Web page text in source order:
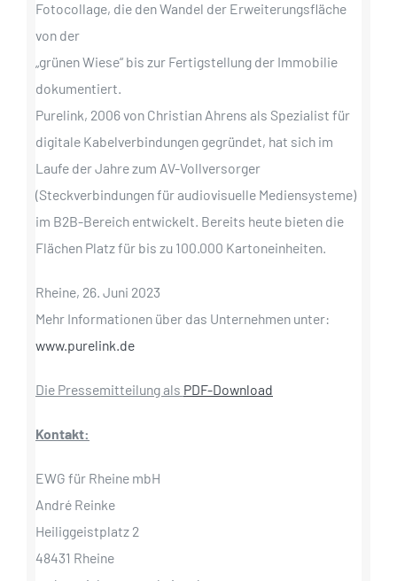
Fotocollage, die den Wandel der Erweiterungsfläche
von der
„grünen Wiese“ bis zur Fertigstellung der Immobilie
dokumentiert.
Purelink, 2006 von Christian Ahrens als Spezialist für
digitale Kabelverbindungen gegründet, hat sich im
Laufe der Jahre zum AV-Vollversorger
(Steckverbindungen für audiovisuelle Mediensysteme)
im B2B-Bereich entwickelt. Bereits heute bieten die
Flächen Platz für bis zu 100.000 Kartoneinheiten.
Rheine, 26. Juni 2023
Mehr Informationen über das Unternehmen unter:
www.purelink.de
Die Pressemitteilung als PDF-Download
Kontakt:
EWG für Rheine mbH
André Reinke
Heiliggeistplatz 2
48431 Rheine